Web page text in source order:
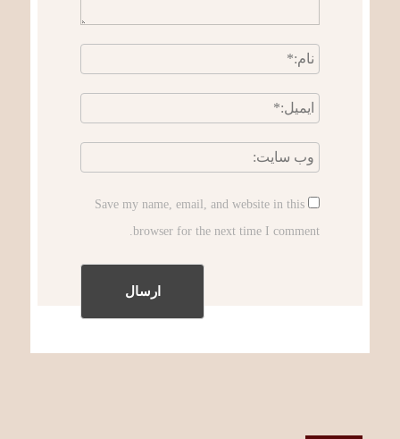
Save my name, email, and website in this
browser for the next time I comment.